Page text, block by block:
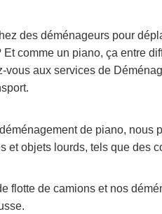
des déménageurs pour
Et comme un piano, ça entre
vous aux services de
de piano, nous
et objets lourds, tels que des
flotte de camions et nos